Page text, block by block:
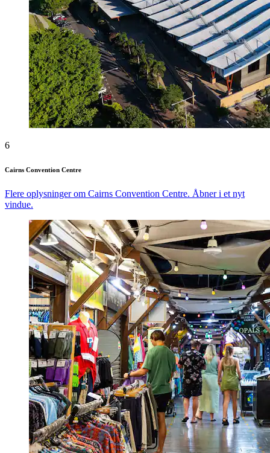
6
Cairns Convention Centre
Flere oplysninger om Cairns Convention Centre. Åbner i et nyt
vindue.